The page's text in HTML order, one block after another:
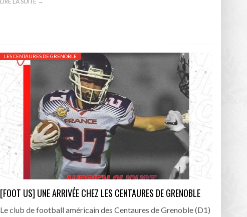
LES CENTAURES DE GRENOBLE
[FOOT US] UNE ARRIVÉE CHEZ LES CENTAURES DE GRENOBLE
Le club de football américain des Centaures de Grenoble (D1)